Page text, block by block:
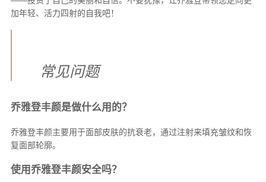
加年轻、活力四射的自我吧！
常见问题
乔雅登丰颜是做什么用的？
乔雅登丰颜主要用于面部皮肤的抗衰老，通过注射来填充皱纹和恢
复面部轮廓。
使用乔雅登丰颜安全吗？